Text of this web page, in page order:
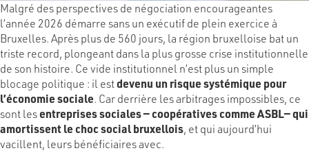
Malgré des perspectives de négociation encourageantes
l’année 2026 démarre sans un exécutif de plein exercice à
Bruxelles. Après plus de 560 jours, la région bruxelloise bat un
triste record, plongeant dans la plus grosse crise institutionnelle
de son histoire. Ce vide institutionnel n’est plus un simple
blocage politique : il estdevenu un risque systémique pour
l’économie sociale. Car derrière les arbitrages impossibles, ce
sont lesentreprises sociales — coopératives comme ASBL— qui
amortissent le choc social bruxellois, et qui aujourd’hui
vacillent, leurs bénéficiaires avec.